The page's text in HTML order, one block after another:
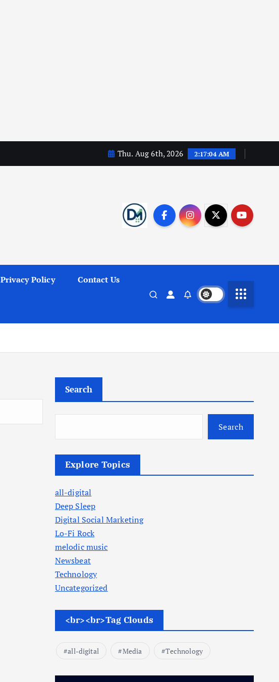
Thu. Aug 6th, 2026 2:17:05 AM
Privacy Policy Contact Us
Search
Search
Explore Topics
all-digital
Deep Sleep
Digital Social Marketing
Lo-Fi Rock
melodic music
Newsbeat
Technology
Uncategorized
<br><br>Tag Clouds
all-digital Media Technology